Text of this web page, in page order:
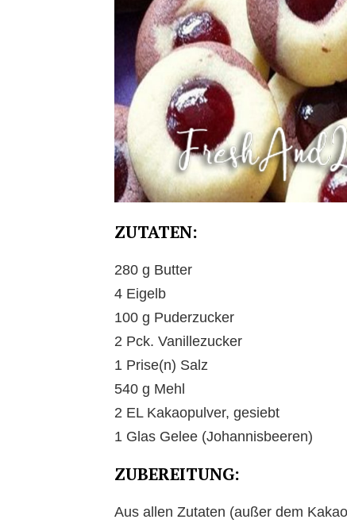
ZUTATEN:
280 g Butter
4 Eigelb
100 g Puderzucker
2 Pck. Vanillezucker
1 Prise(n) Salz
540 g Mehl
2 EL Kakaopulver, gesiebt
1 Glas Gelee (Johannisbeeren)
ZUBEREITUNG:
Aus allen Zutaten (außer dem